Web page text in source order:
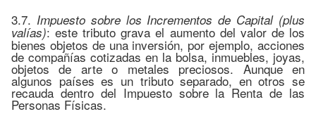
3.7. Impuesto sobre los Incrementos de Capital (plus
valías): este tributo grava el aumento del valor de los
bienes objetos de una inversión, por ejemplo, acciones
de compañías cotizadas en la bolsa, inmuebles, joyas,
objetos de arte o metales preciosos. Aunque en
algunos países es un tributo separado, en otros se
recauda dentro del Impuesto sobre la Renta de las
Personas Físicas.